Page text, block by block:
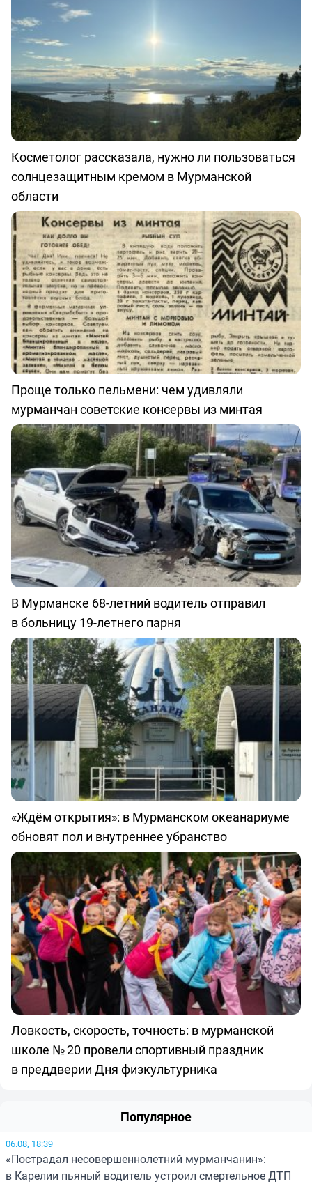
Косметолог рассказала, нужно ли пользоваться
солнцезащитным кремом в Мурманской
области
Проще только пельмени: чем удивляли
мурманчан советские консервы из минтая
В Мурманске 68-летний водитель отправил
в больницу 19-летнего парня
«Ждём открытия»: в Мурманском океанариуме
обновят пол и внутреннее убранство
Ловкость, скорость, точность: в мурманской
школе № 20 провели спортивный праздник
в преддверии Дня физкультурника
Популярное
06.08, 18:39
«Пострадал несовершеннолетний мурманчанин»:
в Карелии пьяный водитель устроил смертельное ДТП